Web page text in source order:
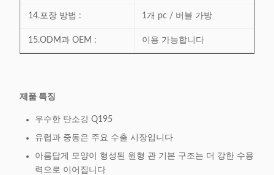
14.포장 방법 : 1개 pc / 버블 가방
15.ODM과 OEM : 이용 가능합니다
제품 특징
우수한 탄소강 Q195
유럽과 중동은 주요 수출 시장입니다
아름답게 모양이 형성된 원형 관 기본 구조는 더 강한 수용
력으로 이어집니다